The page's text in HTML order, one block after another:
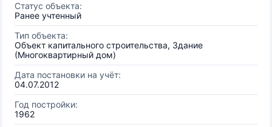
Статус объекта:
Ранее учтенный
Тип объекта:
Объект капитального строительства, Здание
(Многоквартирный дом)
Дата постановки на учёт:
04.07.2012
Год постройки:
1962